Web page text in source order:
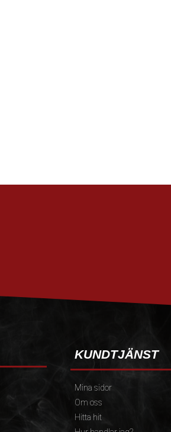
KUNDTJÄNST
Mina sidor
Om oss
Hitta hit